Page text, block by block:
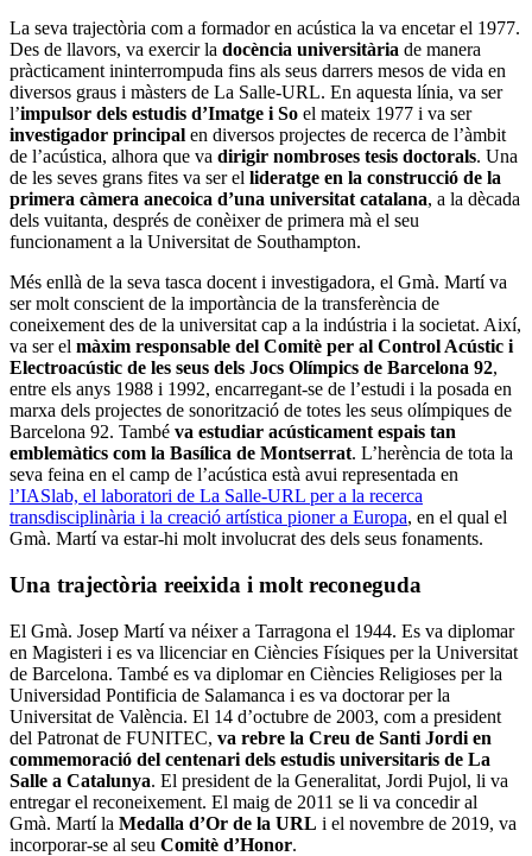
La seva trajectòria com a formador en acústica la va encetar el 1977.
Des de llavors, va exercir la docència universitària de manera
pràcticament ininterrompuda fins als seus darrers mesos de vida en
diversos graus i màsters de La Salle-URL. En aquesta línia, va ser
l’impulsor dels estudis d’Imatge i So el mateix 1977 i va ser
investigador principal en diversos projectes de recerca de l’àmbit
de l’acústica, alhora que va dirigir nombroses tesis doctorals. Una
de les seves grans fites va ser el lideratge en la construcció de la
primera càmera anecoica d’una universitat catalana, a la dècada
dels vuitanta, després de conèixer de primera mà el seu
funcionament a la Universitat de Southampton.
Més enllà de la seva tasca docent i investigadora, el Gmà. Martí va
ser molt conscient de la importància de la transferència de
coneixement des de la universitat cap a la indústria i la societat. Així,
va ser el màxim responsable del Comitè per al Control Acústic i
Electroacústic de les seus dels Jocs Olímpics de Barcelona 92,
entre els anys 1988 i 1992, encarregant-se de l’estudi i la posada en
marxa dels projectes de sonorització de totes les seus olímpiques de
Barcelona 92. També va estudiar acústicament espais tan
emblemàtics com la Basílica de Montserrat. L’herència de tota la
seva feina en el camp de l’acústica està avui representada en
l’IASlab, el laboratori de La Salle-URL per a la recerca
transdisciplinària i la creació artística pioner a Europa, en el qual el
Gmà. Martí va estar-hi molt involucrat des dels seus fonaments.
Una trajectòria reeixida i molt reconeguda
El Gmà. Josep Martí va néixer a Tarragona el 1944. Es va diplomar
en Magisteri i es va llicenciar en Ciències Físiques per la Universitat
de Barcelona. També es va diplomar en Ciències Religioses per la
Universidad Pontificia de Salamanca i es va doctorar per la
Universitat de València. El 14 d’octubre de 2003, com a president
del Patronat de FUNITEC, va rebre la Creu de Santi Jordi en
commemoració del centenari dels estudis universitaris de La
Salle a Catalunya. El president de la Generalitat, Jordi Pujol, li va
entregar el reconeixement. El maig de 2011 se li va concedir al
Gmà. Martí la Medalla d’Or de la URL i el novembre de 2019, va
incorporar-se al seu Comitè d’Honor.